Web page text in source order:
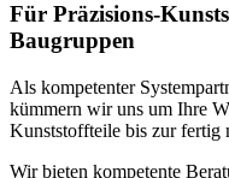
Für Präzisions-
Baugruppen
Als kompetenter
kümmern wir uns um Ihre
Kunststoffteile bis zur fertig
Wir bieten kompetente